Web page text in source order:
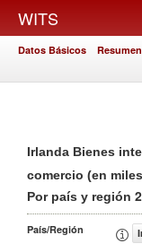
WITS
Datos Básicos Resumen
Irlanda Bienes
comercio (en
Por país y región
País/Región